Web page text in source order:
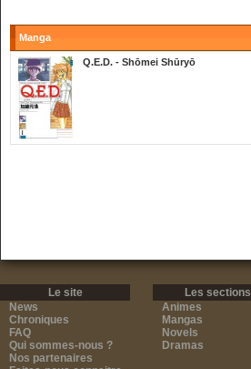
Manga
Q.E.D. - Shōmei Shūryō
Le site
News
Chroniques
FAQ
Qui sommes-nous ?
Nos partenaires
Les sections
Animes
Mangas
Novels
Dramas